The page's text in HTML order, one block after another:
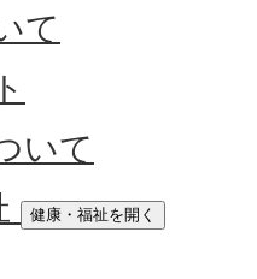
て
いて
健康・福祉を開く